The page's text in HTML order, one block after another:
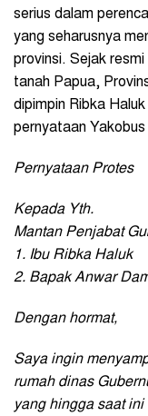
serius dalam
yang seharusnya
provinsi. Sejak
tanah Papua,
dipimpin Ribka
pernyataan
Pernyataan Protes
Kepada Yth.
Mantan Penjabat
1. Ibu Ribka Haluk
2. Bapak Anwar
Dengan hormat,
Saya ingin
rumah dinas
yang hingga saat